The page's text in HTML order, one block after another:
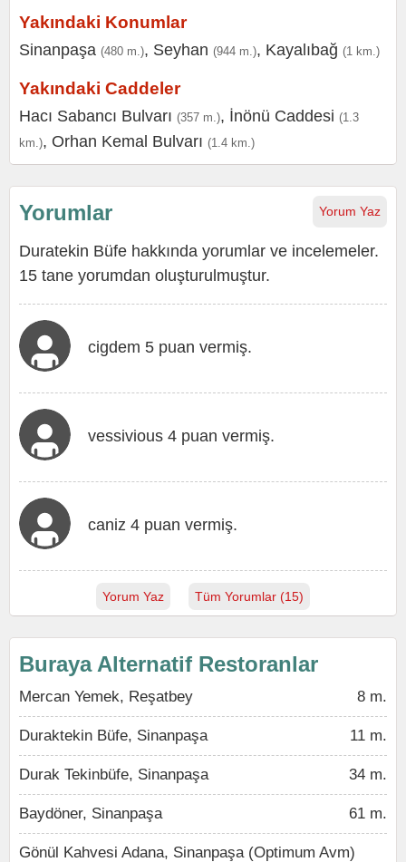
Yakındaki Konumlar
Sinanpaşa (480 m.), Seyhan (944 m.), Kayalıbağ (1 km.)
Yakındaki Caddeler
Hacı Sabancı Bulvarı (357 m.), İnönü Caddesi (1.3
km.), Orhan Kemal Bulvarı (1.4 km.)
Yorum Yaz
Yorumlar
Duratekin Büfe hakkında yorumlar ve incelemeler.
15 tane yorumdan oluşturulmuştur.
cigdem 5 puan vermiş.
vessivious 4 puan vermiş.
caniz 4 puan vermiş.
Yorum Yaz Tüm Yorumlar (15)
Buraya Alternatif Restoranlar
Mercan Yemek, Reşatbey 8 m.
Duraktekin Büfe, Sinanpaşa 11 m.
Durak Tekinbüfe, Sinanpaşa 34 m.
Baydöner, Sinanpaşa 61 m.
Gönül Kahvesi Adana, Sinanpaşa (Optimum Avm)